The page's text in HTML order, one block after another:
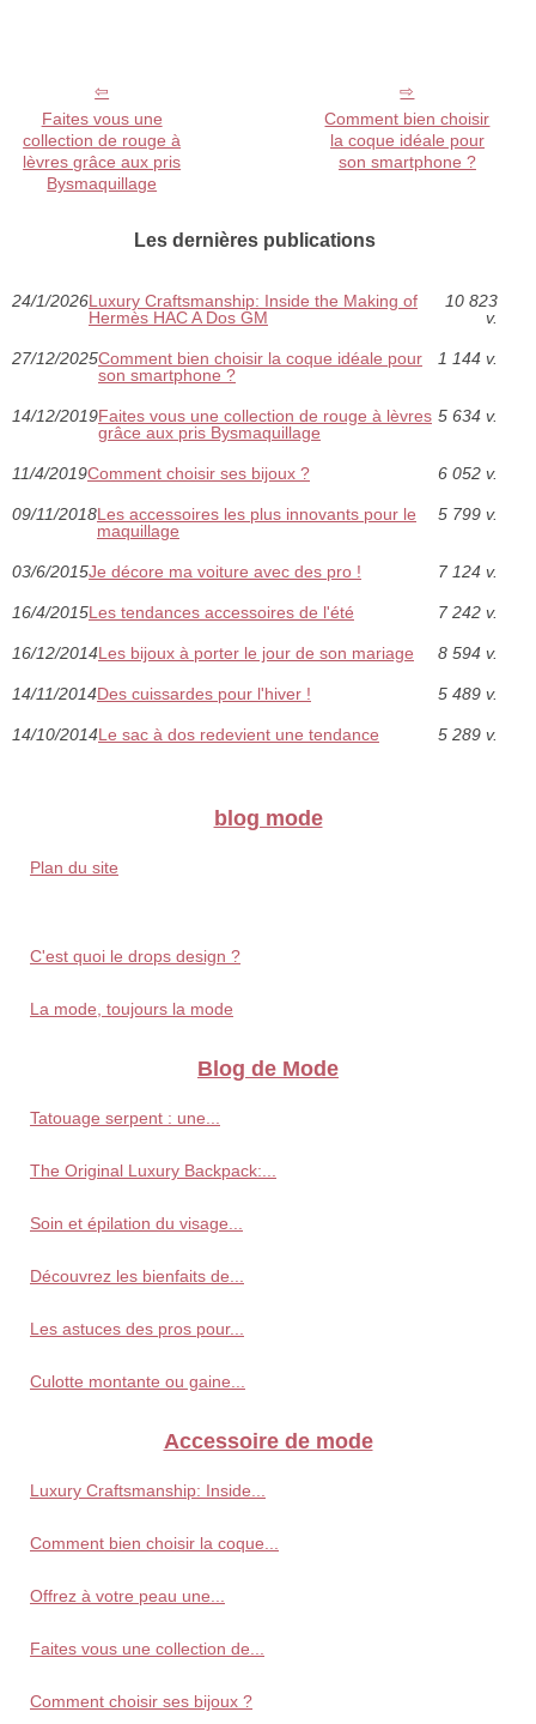
Faites vous une
collection de rouge à
lèvres grâce aux pris
Bysmaquillage
Comment bien choisir
la coque idéale pour
son smartphone ?
Les dernières publications
24/1/2026Luxury Craftsmanship: Inside the Making of
Hermès HAC A Dos GM
10 823
v.
27/12/2025Comment bien choisir la coque idéale pour
son smartphone ?
1 144 v.
14/12/2019Faites vous une collection de rouge à lèvres
grâce aux pris Bysmaquillage
5 634 v.
11/4/2019Comment choisir ses bijoux ? 6 052 v.
09/11/2018Les accessoires les plus innovants pour le
maquillage
5 799 v.
03/6/2015Je décore ma voiture avec des pro ! 7 124 v.
16/4/2015Les tendances accessoires de l'été 7 242 v.
16/12/2014Les bijoux à porter le jour de son mariage 8 594 v.
14/11/2014Des cuissardes pour l'hiver ! 5 489 v.
14/10/2014Le sac à dos redevient une tendance 5 289 v.
blog mode
Plan du site
C'est quoi le drops design ?
La mode, toujours la mode
Blog de Mode
Tatouage serpent : une...
The Original Luxury Backpack:...
Soin et épilation du visage...
Découvrez les bienfaits de...
Les astuces des pros pour...
Culotte montante ou gaine...
Accessoire de mode
Luxury Craftsmanship: Inside...
Comment bien choisir la coque...
Offrez à votre peau une...
Faites vous une collection de...
Comment choisir ses bijoux ?